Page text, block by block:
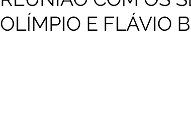
OLÍMPIO E FLÁVIO